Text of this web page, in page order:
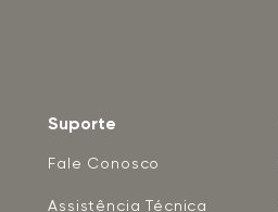
Suporte
Fale Conosco
Assistência Técnica